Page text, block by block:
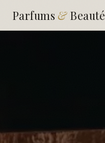
Parfums &Beauté